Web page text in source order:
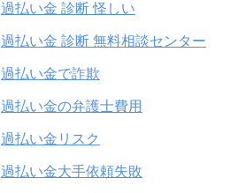
過払い金 診断 怪しい
過払い金 診断 無料相談センター
過払い金で詐欺
過払い金の弁護士費用
過払い金リスク
過払い金大手依頼失敗